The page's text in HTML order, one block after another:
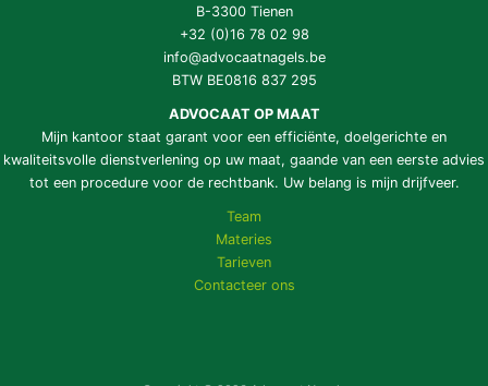
B-3300 Tienen
+32 (0)16 78 02 98
info@advocaatnagels.be
BTW BE0816 837 295
ADVOCAAT OP MAAT
Mijn kantoor staat garant voor een efficiënte, doelgerichte en
kwaliteitsvolle dienstverlening op uw maat, gaande van een eerste advies
tot een procedure voor de rechtbank. Uw belang is mijn drijfveer.
Team
Materies
Tarieven
Contacteer ons